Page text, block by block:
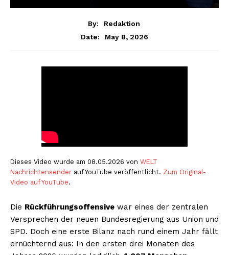
By:
Redaktion
Date:
May 8, 2026
Dieses Video wurde am 08.05.2026 von WELT
Nachrichtensender auf YouTube veröffentlicht. Zum Original-
Video auf YouTube.
Die Rückführungsoffensive war eines der zentralen
Versprechen der neuen Bundesregierung aus Union und
SPD. Doch eine erste Bilanz nach rund einem Jahr fällt
ernüchternd aus: In den ersten drei Monaten des